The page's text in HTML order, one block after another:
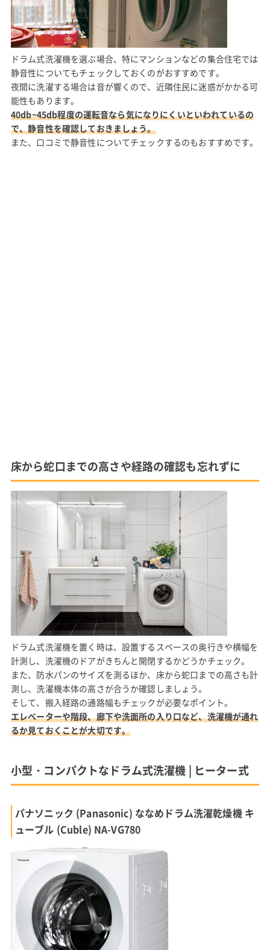
ドラム式洗濯機を選ぶ場合、特にマンションなどの集合住宅では
静音性についてもチェックしておくのがおすすめです。
夜間に洗濯する場合は音が響くので、近隣住民に迷惑がかかる可
能性もあります。
40db~45db程度の運転音なら気になりにくいといわれているの
で、静音性を確認しておきましょう。
また、口コミで静音性についてチェックするのもおすすめです。
床から蛇口までの高さや経路の確認も忘れずに
ドラム式洗濯機を置く時は、設置するスペースの奥行きや横幅を
計測し、洗濯機のドアがきちんと開閉するかどうかチェック。
また、防水パンのサイズを測るほか、床から蛇口までの高さも計
測し、洗濯機本体の高さが合うか確認しましょう。
そして、搬入経路の通路幅もチェックが必要なポイント。
エレベーターや階段、廊下や洗面所の入り口など、洗濯機が通れ
るか見ておくことが大切です。
小型・コンパクトなドラム式洗濯機 | ヒーター式
パナソニック (Panasonic) ななめドラム洗濯乾燥機 キ
ューブル (Cuble) NA-VG780